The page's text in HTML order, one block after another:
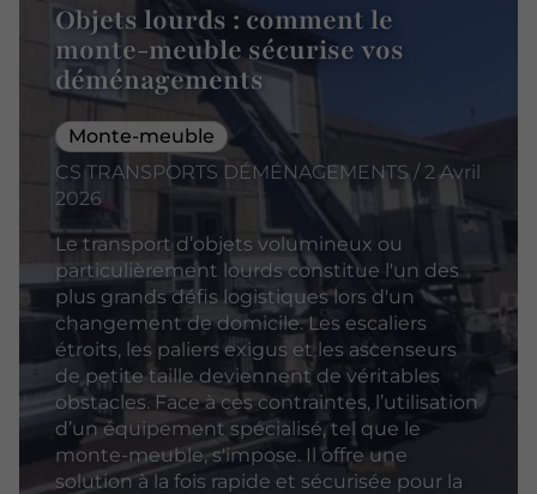
Objets lourds : comment le
monte-meuble sécurise vos
déménagements
Monte-meuble
CS TRANSPORTS DÉMÉNAGEMENTS / 2 Avril
2026
Le transport d’objets volumineux ou
particulièrement lourds constitue l'un des
plus grands défis logistiques lors d'un
changement de domicile. Les escaliers
étroits, les paliers exigus et les ascenseurs
de petite taille deviennent de véritables
obstacles. Face à ces contraintes, l’utilisation
d’un équipement spécialisé, tel que le
monte-meuble, s'impose. Il offre une
solution à la fois rapide et sécurisée pour la